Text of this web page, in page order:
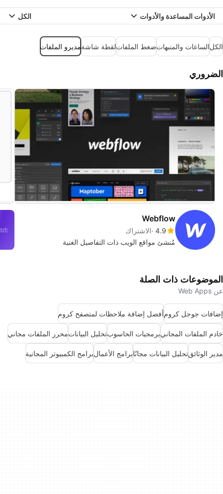
الأدوات المساعدة والأدوات الكل
الكلالساعات والمنبهاتضغط الملفاتلقطة شاشةمديرو الملفات
الضروري
Webflow
4.9 الاشتراك
مُنشئ مواقع الويب ذات التفاصيل الغنية
الموضوعات ذات الصلة
عن Web Apps
إضافات جوجل كرومأفضل إضافة ملاحظات لمتصفح كروم
خادم الملفات المجانيبرمجيات الحاسوبتحليل البياناتمحرر الملفات مجاني
مدير الوثائقتحليل البيانات مجانًابرامج الأعمالبرامج الكمبيوتر المجانية